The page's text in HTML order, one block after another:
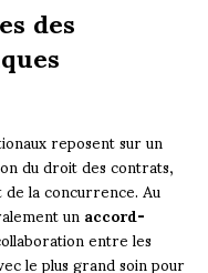
des
reposent sur un
du droit des contrats,
la concurrence. Au
unaccord-
entre les
le plus grand soin pour